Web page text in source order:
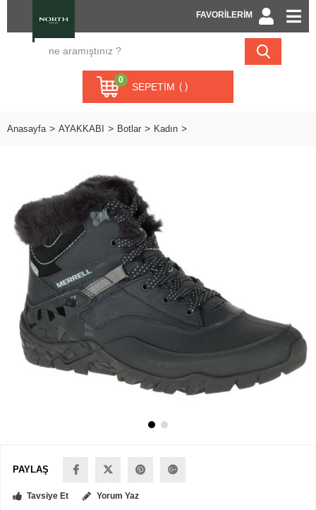
FAVORİLERİM
SEPETIM
0
Anasayfa AYAKKABI Botlar Kadın
PAYLAŞ
Tavsiye Et Yorum Yaz